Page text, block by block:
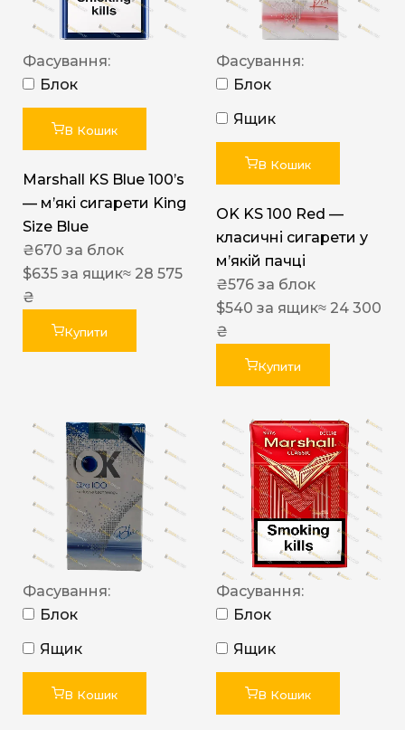
Фасування:
Блок
В Кошик
Marshall KS Blue 100’s
— м’які сигарети King
Size Blue
₴670 за блок
$635 за ящик≈ 28 575
₴
Купити
Фасування:
Блок
Ящик
В Кошик
OK KS 100 Red —
класичні сигарети у
м’якій пачці
₴576 за блок
$540 за ящик≈ 24 300
₴
Купити
Фасування:
Блок
Ящик
В Кошик
Фасування:
Блок
Ящик
В Кошик